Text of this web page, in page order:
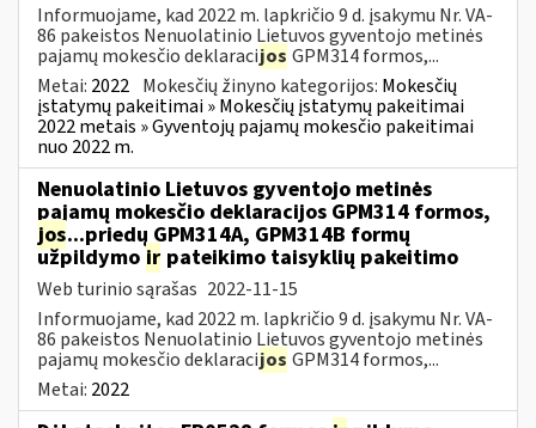
Informuojame, kad 2022 m. lapkričio 9 d. įsakymu Nr. VA-
86 pakeistos Nenuolatinio Lietuvos gyventojo metinės
pajamų mokesčio deklaracijos GPM314 formos,...
Metai: 2022 Mokesčių žinyno kategorijos: Mokesčių
įstatymų pakeitimai » Mokesčių įstatymų pakeitimai
2022 metais » Gyventojų pajamų mokesčio pakeitimai
nuo 2022 m.
Nenuolatinio Lietuvos gyventojo metinės
pajamų mokesčio deklaracijos GPM314 formos,
jos...priedų GPM314A, GPM314B formų
užpildymo ir pateikimo taisyklių pakeitimo
Web turinio sąrašas 2022-11-15
Informuojame, kad 2022 m. lapkričio 9 d. įsakymu Nr. VA-
86 pakeistos Nenuolatinio Lietuvos gyventojo metinės
pajamų mokesčio deklaracijos GPM314 formos,...
Metai: 2022